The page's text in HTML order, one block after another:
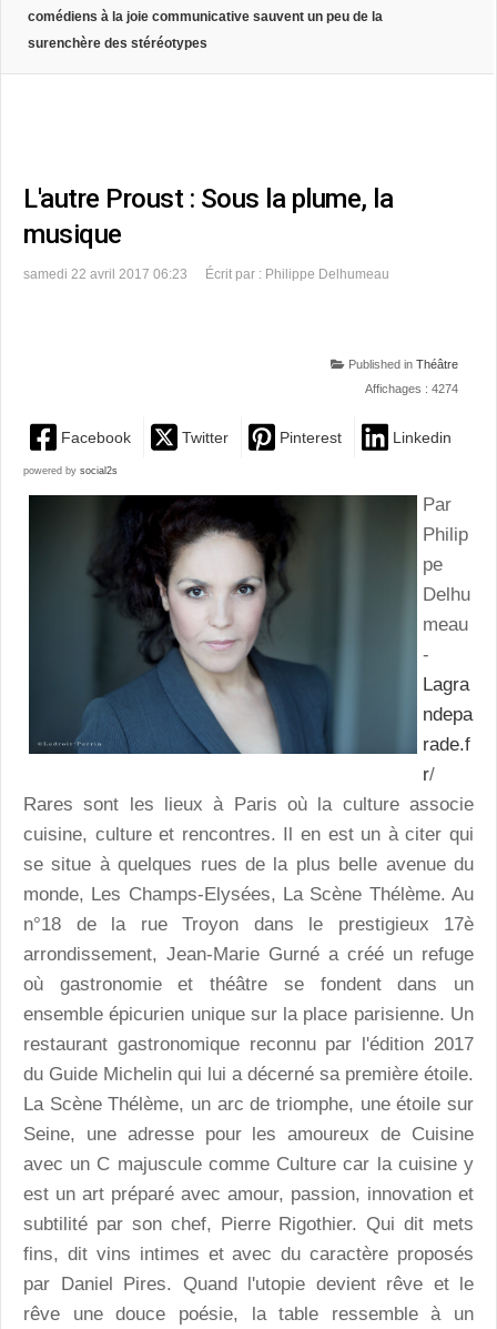
comédiens à la joie communicative sauvent un peu de la
surenchère des stéréotypes
L'autre Proust : Sous la plume, la
musique
samedi 22 avril 2017 06:23 Écrit par : Philippe Delhumeau
Published in Théâtre
Affichages : 4274
Facebook Twitter Pinterest Linkedin
powered by social2s
Par
Philip
pe
Delhu
meau
-
Lagra
ndepa
rade.f
r/
Rares sont les lieux à Paris où la culture associe
cuisine, culture et rencontres. Il en est un à citer qui
se situe à quelques rues de la plus belle avenue du
monde, Les Champs-Elysées, La Scène Thélème. Au
n°18 de la rue Troyon dans le prestigieux 17è
arrondissement, Jean-Marie Gurné a créé un refuge
où gastronomie et théâtre se fondent dans un
ensemble épicurien unique sur la place parisienne. Un
restaurant gastronomique reconnu par l'édition 2017
du Guide Michelin qui lui a décerné sa première étoile.
La Scène Thélème, un arc de triomphe, une étoile sur
Seine, une adresse pour les amoureux de Cuisine
avec un C majuscule comme Culture car la cuisine y
est un art préparé avec amour, passion, innovation et
subtilité par son chef, Pierre Rigothier. Qui dit mets
fins, dit vins intimes et avec du caractère proposés
par Daniel Pires. Quand l'utopie devient rêve et le
rêve une douce poésie, la table ressemble à un